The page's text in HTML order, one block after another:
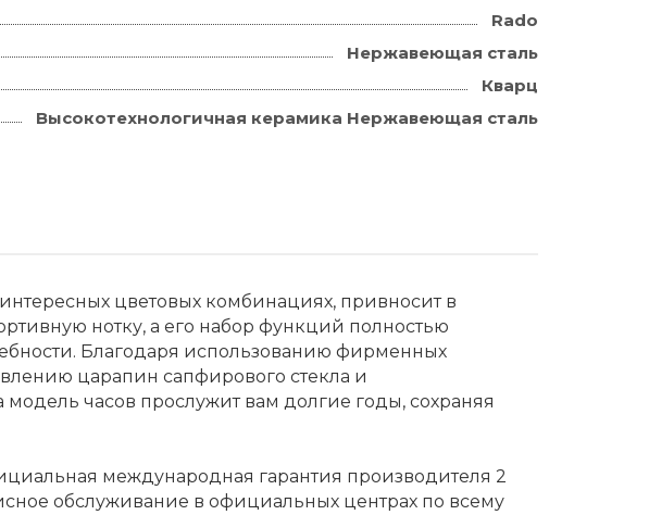
Rado
Нержавеющая сталь
Кварц
Высокотехнологичная керамика Нержавеющая сталь
цветовых комбинациях, привносит в
нотку, а его набор функций полностью
Благодаря использованию фирменных
царапин сапфирового стекла и
часов прослужит вам долгие годы, сохраняя
международная гарантия производителя 2
обслуживание в официальных центрах по всему